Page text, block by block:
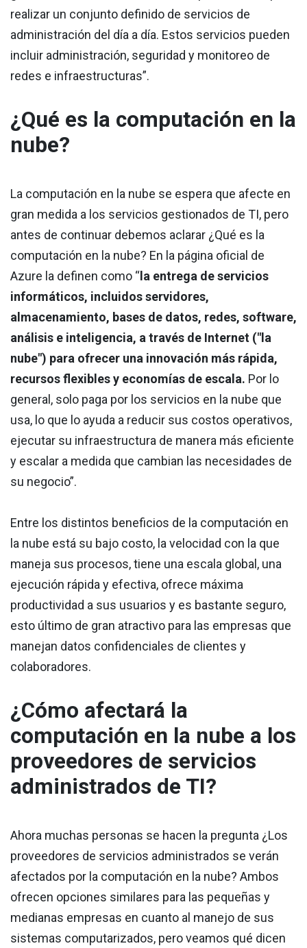
realizar un conjunto definido de servicios de
administración del día a día. Estos servicios pueden
incluir administración, seguridad y monitoreo de
redes e infraestructuras”.
¿Qué es la computación en la
nube?
La computación en la nube se espera que afecte en
gran medida a los servicios gestionados de TI, pero
antes de continuar debemos aclarar ¿Qué es la
computación en la nube? En la página oficial de
Azure la definen como “ la entrega de servicios
informáticos, incluidos servidores,
almacenamiento, bases de datos, redes, software,
análisis e inteligencia, a través de Internet ("la
nube") para ofrecer una innovación más rápida,
recursos flexibles y economías de escala. Por lo
general, solo paga por los servicios en la nube que
usa, lo que lo ayuda a reducir sus costos operativos,
ejecutar su infraestructura de manera más eficiente
y escalar a medida que cambian las necesidades de
su negocio”.
Entre los distintos beneficios de la computación en
la nube está su bajo costo, la velocidad con la que
maneja sus procesos, tiene una escala global, una
ejecución rápida y efectiva, ofrece máxima
productividad a sus usuarios y es bastante seguro,
esto último de gran atractivo para las empresas que
manejan datos confidenciales de clientes y
colaboradores.
¿Cómo afectará la
computación en la nube a los
proveedores de servicios
administrados de TI?
Ahora muchas personas se hacen la pregunta ¿Los
proveedores de servicios administrados se verán
afectados por la computación en la nube? Ambos
ofrecen opciones similares para las pequeñas y
medianas empresas en cuanto al manejo de sus
sistemas computarizados, pero veamos qué dicen